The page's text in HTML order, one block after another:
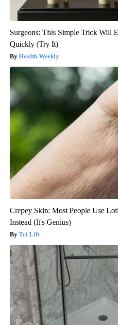
Surgeons: This Simple Trick Will
Quickly (Try It)
Health Weekly
Crepey Skin: Most People Use
Instead (It's Genius)
Tri Lift